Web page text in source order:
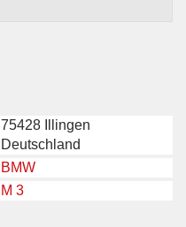
75428 Illingen
Deutschland
BMW
M 3